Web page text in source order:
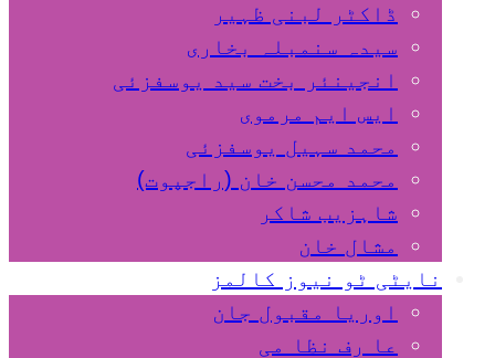
ڈاکٹر لبنی ظہیر
سیدہ سنمبلہ بخاری
انجینئر بخت سید یوسفزئی
ایس ایم مرموی
محمد سہیل یوسفزئی
محمد محسن خان (راجپوت)
شاہزیب شاکر
مشال خان
نایٹی ٹو نیوز کالمز
اوریا مقبول جان
عا رف نظا می